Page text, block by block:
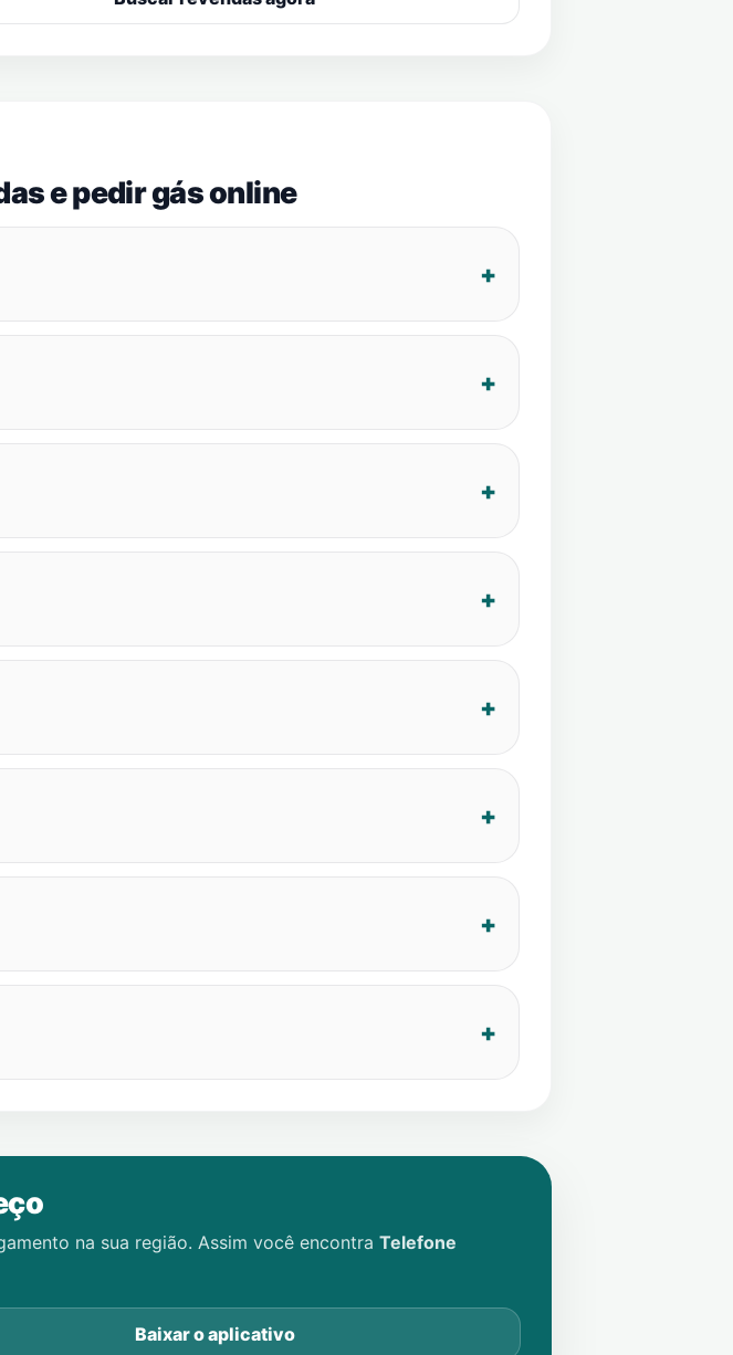
e pedir gás online
na sua região. Assim você encontra Telefone
Baixar o aplicativo